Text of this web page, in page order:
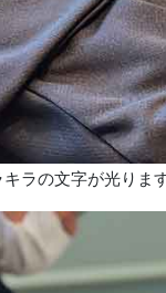
ラの文字が光りま